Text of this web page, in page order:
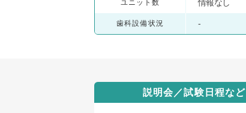
ユニット数 情報なし
歯科設備状況 -
説明会／試験日程など